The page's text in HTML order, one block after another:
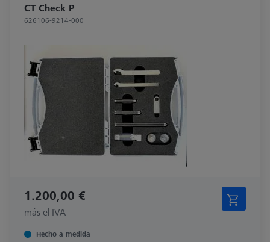
CT Check P
626106-9214-000
1.200,00 €
más el IVA
Hecho a medida